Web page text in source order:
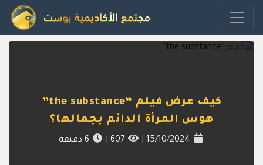
كيف عرض فيلم “the substance”
هوس المرأة الدائم بجمالها؟
15/10/2024
6 دقيقة